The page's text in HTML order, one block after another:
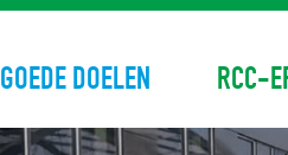
GOEDE DOELEN RCC-